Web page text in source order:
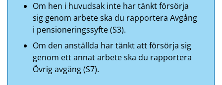
Om hen i huvudsak inte har tänkt försörja
sig genom arbete ska du rapportera Avgång
i pensioneringssyfte (S3).
Om den anställda har tänkt att försörja sig
genom ett annat arbete ska du rapportera
Övrig avgång (S7).